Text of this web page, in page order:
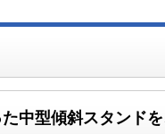
中型傾斜スタンド